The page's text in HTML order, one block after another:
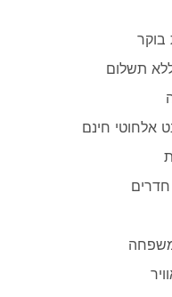
בוקר
תשלום
אלחוטי חינם